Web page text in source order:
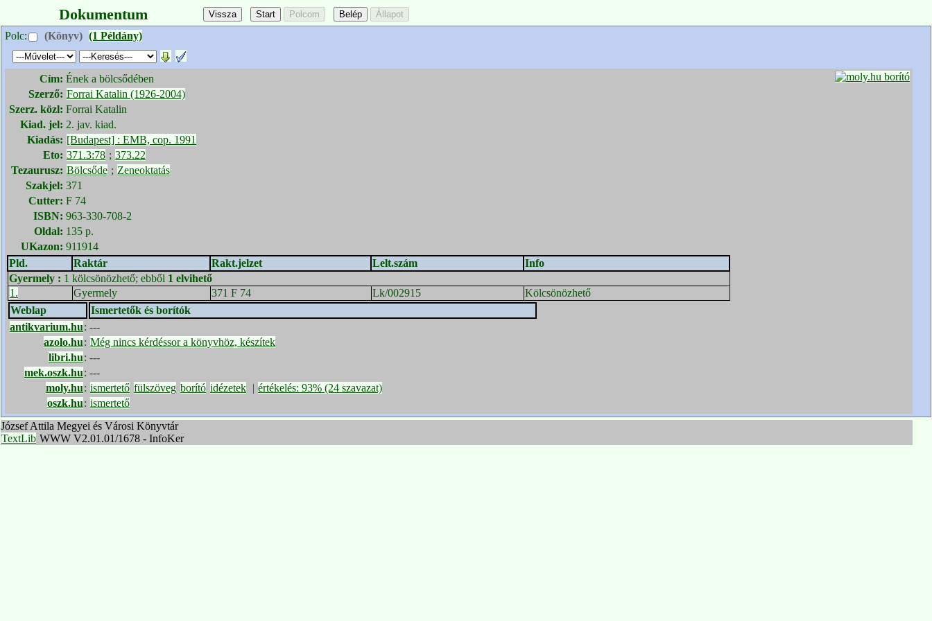
Dokumentum
Polc: (Könyv) (1 Példány)
Cím: Ének a bölcsődében
Szerző: Forrai Katalin (1926-2004)
Szerz. közl: Forrai Katalin
Kiad. jel: 2. jav. kiad.
Kiadás: [Budapest] : EMB, cop. 1991
Eto: 371.3:78 ; 373.22
Tezaurusz: Bölcsőde ; Zeneoktatás
Szakjel: 371
Cutter: F 74
ISBN: 963-330-708-2
Oldal: 135 p.
UKazon: 911914
Pld.
Raktár Rakt.jelzet Lelt.szám
Info
Gyermely : 1 kölcsönözhető; ebből 1 elvihető
1.
Gyermely 371 F 74 Lk/002915
Kölcsönözhető
Weblap
Ismertetők és borítók
antikvarium.hu: ---
azolo.hu: Még nincs kérdéssor a könyvhöz, készítek
libri.hu: ---
mek.oszk.hu: ---
moly.hu: ismertető fülszöveg borító idézetek | értékelés: 93% (24 szavazat)
oszk.hu: ismertető
József Attila Megyei és Városi Könyvtár
TextLib WWW V2.01.01/1678 - InfoKer